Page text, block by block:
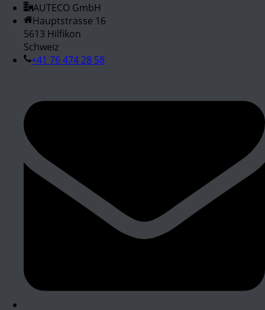
AUTECO GmbH
Hauptstrasse 16
5613 Hilfikon
Schweiz
+41 76 474 28 58